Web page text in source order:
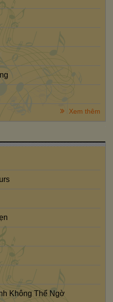
Xem thêm
Không Thể Ngờ